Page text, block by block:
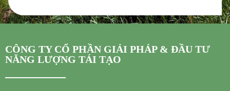
CÔNG TY CỔ PHẦN GIẢI PHÁP & ĐẦU TƯ
NĂNG LƯỢNG TÁI TẠO